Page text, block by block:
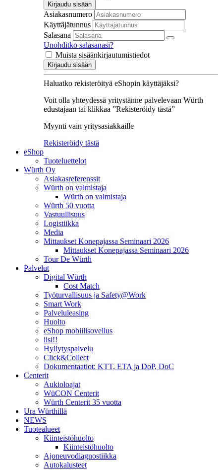
Kirjaudu sisään
Asiakasnumero
Käyttäjätunnus
Salasana
Unohditko salasanasi?
Muista sisäänkirjautumistiedot
Kirjaudu sisään
Haluatko rekisteröityä eShopin käyttäjäksi?
Voit olla yhteydessä yritystänne palvelevaan Würth
edustajaan tai klikkaa ”Rekisteröidy tästä”
Myynti vain yritysasiakkaille
Rekisteröidy tästä
eShop
Tuoteluettelot
Würth Oy
Asiakasreferenssit
Würth on valmistaja
Würth on valmistaja
Würth 50 vuotta
Vastuullisuus
Logistiikka
Media
Mittaukset Konepajassa Seminaari 2026
Mittaukset Konepajassa Seminaari 2026
Tour De Würth
Palvelut
Digital Würth
Cost Match
Työturvallisuus ja Safety@Work
Smart Work
Palveluleasing
Huolto
eShop mobiilisovellus
iisi!!
Hyllytyspalvelu
Click&Collect
Dokumentaatiot: KTT, ETA ja DoP, DoC
Centerit
Aukioloajat
WüCON Centerit
Würth Centerit 35 vuotta
Ura Würthillä
NEWS
Tuotealueet
Kiinteistöhuolto
Kiinteistöhuolto
Ajoneuvodiagnostiikka
Autokalusteet